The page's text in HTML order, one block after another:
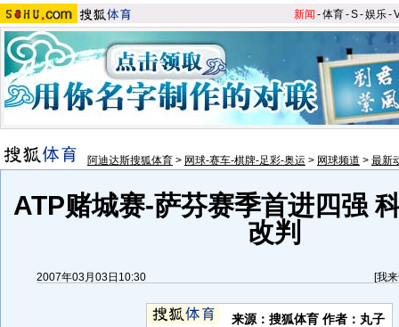
新闻 -体育-S-娱乐-
阿迪达斯搜狐体育 > 网球-赛车-棋牌-足彩-奥运 > 网球频道 > 最新
ATP赌城赛-萨芬赛季首进四强
改判
2007年03月03日10:30 [我
来源：搜狐体育 作者：丸子